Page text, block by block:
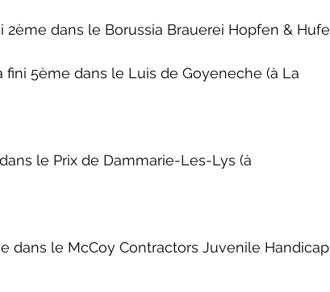
2ème dans le Borussia Brauerei Hopfen & Hufe
fini 5ème dans le Luis de Goyeneche (à La
le Prix de Dammarie-Les-Lys (à
dans le McCoy Contractors Juvenile Handicap